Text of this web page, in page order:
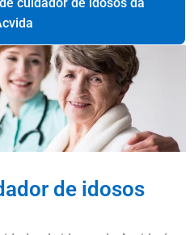
de idosos